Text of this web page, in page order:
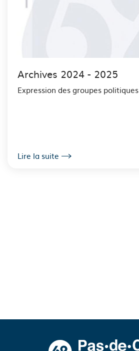
Archives 2024 - 2025
Expression des groupes politiques
Lire la suite